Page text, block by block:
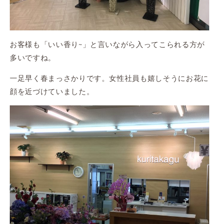
お客様も「いい香り~」と言いながら入ってこられる方が
多いですね。
一足早く春まっさかりです。女性社員も嬉しそうにお花に
顔を近づけていました。